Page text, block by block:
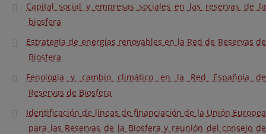
Capital social y empresas sociales en las reservas de la
biosfera
Estrategia de energías renovables en la Red de Reservas de
Biosfera
Fenología y cambio climático en la Red Española de
Reservas de Biosfera
Identificación de líneas de financiación de la Unión Europea
para las Reservas de la Biosfera y reunión del consejo de